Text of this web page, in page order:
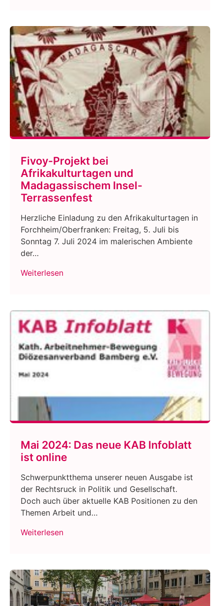
Fivoy-Projekt bei
Afrikakulturtagen und
Madagassischem Insel-
Terrassenfest
Herzliche Einladung zu den Afrikakulturtagen in
Forchheim/Oberfranken: Freitag, 5. Juli bis
Sonntag 7. Juli 2024 im malerischen Ambiente
der…
Weiterlesen
Mai 2024: Das neue KAB Infoblatt
ist online
Schwerpunktthema unserer neuen Ausgabe ist
der Rechtsruck in Politik und Gesellschaft.
Doch auch über aktuelle KAB Positionen zu den
Themen Arbeit und…
Weiterlesen